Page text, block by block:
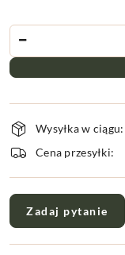
Dostępność
i
dostawa
Wysyłka w ciągu:
Cena przesyłki:
Zadaj pytanie